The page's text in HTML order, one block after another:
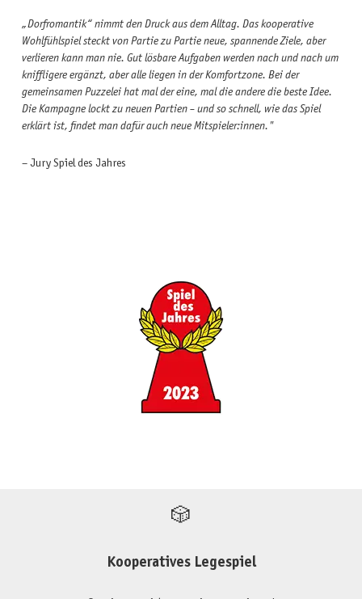
„Dorfromantik“ nimmt den Druck aus dem Alltag. Das kooperative
Wohlfühlspiel steckt von Partie zu Partie neue, spannende Ziele, aber
verlieren kann man nie. Gut lösbare Aufgaben werden nach und nach um
kniffligere ergänzt, aber alle liegen in der Komfortzone. Bei der
gemeinsamen Puzzelei hat mal der eine, mal die andere die beste Idee.
Die Kampagne lockt zu neuen Partien – und so schnell, wie das Spiel
erklärt ist, findet man dafür auch neue Mitspieler:innen."
– Jury Spiel des Jahres
🎲
Kooperatives Legespiel